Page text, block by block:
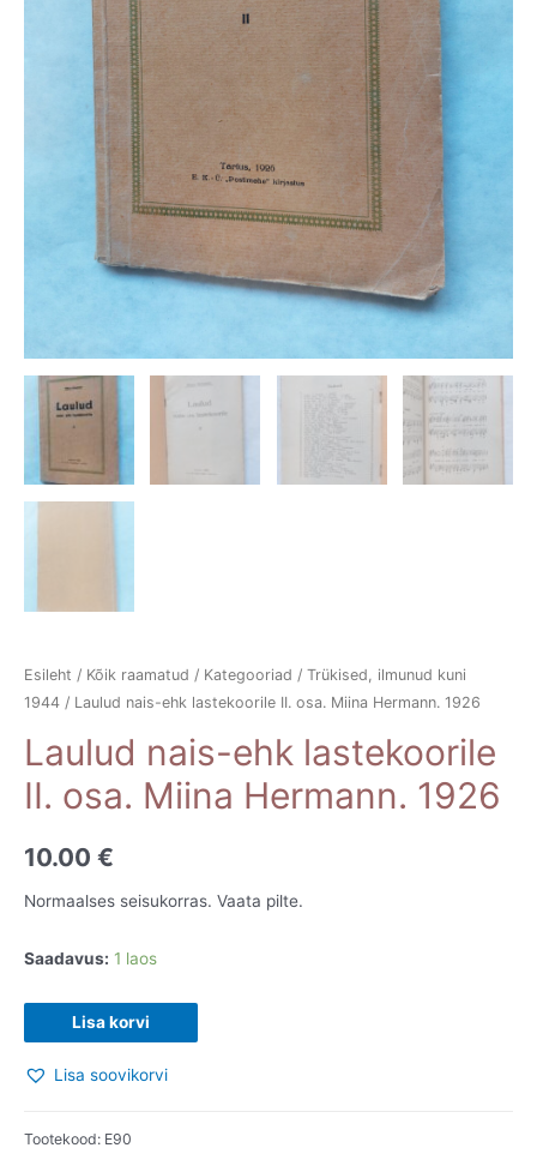
Esileht / Kõik raamatud / Kategooriad / Trükised, ilmunud kuni
1944 / Laulud nais-ehk lastekoorile II. osa. Miina Hermann. 1926
Laulud nais-ehk lastekoorile
II. osa. Miina Hermann. 1926
10.00 €
Normaalses seisukorras. Vaata pilte.
Saadavus: 1 laos
Laulud
nais-
ehk
II.
Lisa korvi
Lisa soovikorvi
Tootekood: E90